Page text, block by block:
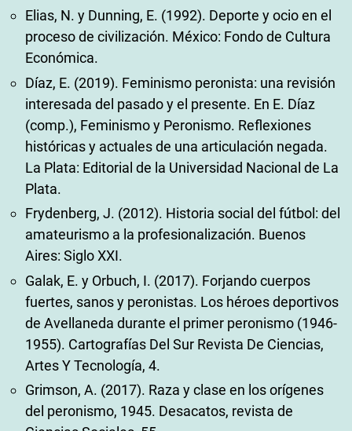
Elias, N. y Dunning, E. (1992). Deporte y ocio en el
proceso de civilización. México: Fondo de Cultura
Económica.
Díaz, E. (2019). Feminismo peronista: una revisión
interesada del pasado y el presente. En E. Díaz
(comp.), Feminismo y Peronismo. Reflexiones
históricas y actuales de una articulación negada.
La Plata: Editorial de la Universidad Nacional de La
Plata.
Frydenberg, J. (2012). Historia social del fútbol: del
amateurismo a la profesionalización. Buenos
Aires: Siglo XXI.
Galak, E. y Orbuch, I. (2017). Forjando cuerpos
fuertes, sanos y peronistas. Los héroes deportivos
de Avellaneda durante el primer peronismo (1946-
1955). Cartografías Del Sur Revista De Ciencias,
Artes Y Tecnología, 4.
Grimson, A. (2017). Raza y clase en los orígenes
del peronismo, 1945. Desacatos, revista de